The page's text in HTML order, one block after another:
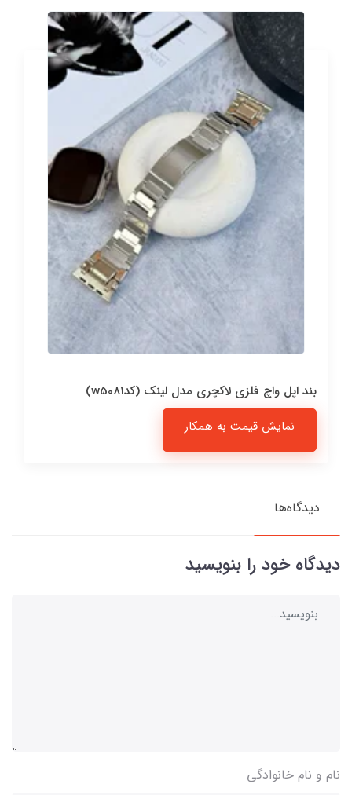
بند اپل واچ فلزی لاکچری مدل لینک (کدw5081)
نمایش قیمت به همکار
دیدگاه‌ها
دیدگاه خود را بنویسید
نام و نام خانوادگی